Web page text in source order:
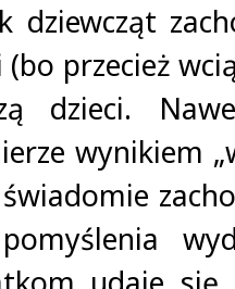
dziewcząt
(bo przecież
dzieci.
wynikiem